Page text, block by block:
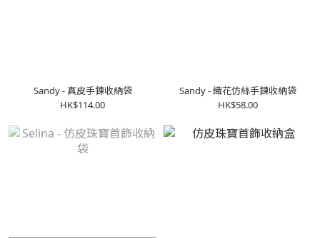
Sandy - 真皮手鍊收納袋
HK$114.00
Sandy - 織花仿絲手鍊收納袋
HK$58.00